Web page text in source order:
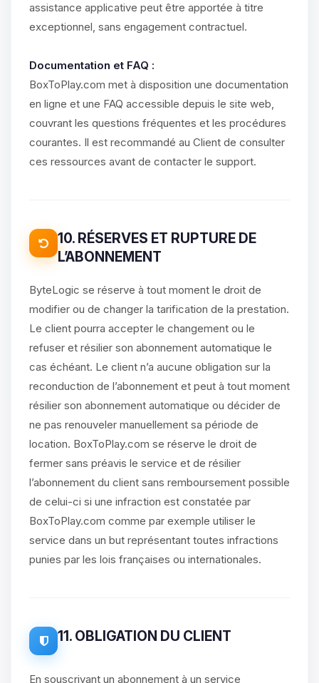
assistance applicative peut être apportée à titre
exceptionnel, sans engagement contractuel.
Documentation et FAQ :
BoxToPlay.com met à disposition une documentation
en ligne et une FAQ accessible depuis le site web,
couvrant les questions fréquentes et les procédures
courantes. Il est recommandé au Client de consulter
ces ressources avant de contacter le support.
10. RÉSERVES ET RUPTURE DE
L’ABONNEMENT
ByteLogic se réserve à tout moment le droit de
modifier ou de changer la tarification de la prestation.
Le client pourra accepter le changement ou le
refuser et résilier son abonnement automatique le
cas échéant. Le client n’a aucune obligation sur la
reconduction de l’abonnement et peut à tout moment
résilier son abonnement automatique ou décider de
ne pas renouveler manuellement sa période de
location. BoxToPlay.com se réserve le droit de
fermer sans préavis le service et de résilier
l’abonnement du client sans remboursement possible
de celui-ci si une infraction est constatée par
BoxToPlay.com comme par exemple utiliser le
service dans un but représentant toutes infractions
punies par les lois françaises ou internationales.
11. OBLIGATION DU CLIENT
En souscrivant un abonnement à un service